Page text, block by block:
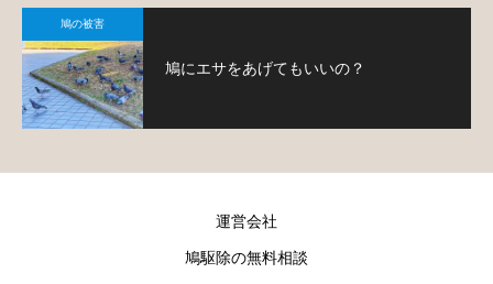
鳩の被害
鳩にエサをあげてもいいの？
運営会社
鳩駆除の無料相談